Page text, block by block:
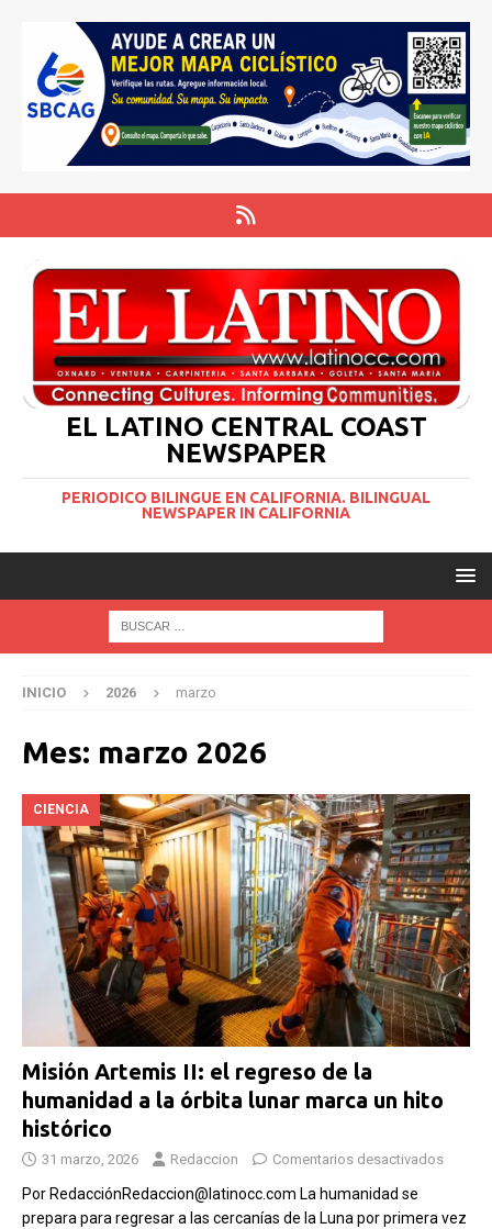
EL LATINO CENTRAL COAST
NEWSPAPER
PERIODICO BILINGUE EN CALIFORNIA. BILINGUAL
NEWSPAPER IN CALIFORNIA
INICIO 2026 marzo
Mes: marzo 2026
CIENCIA
Misión Artemis II: el regreso de la
humanidad a la órbita lunar marca un hito
histórico
31 marzo, 2026 Redaccion Comentarios desactivados
Por RedacciónRedaccion@latinocc.com La humanidad se
prepara para regresar a las cercanías de la Luna por primera vez